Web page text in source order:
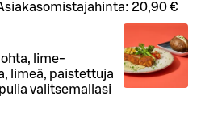
20,90 €
lime-
limeä, paistettuja
valitsemallasi